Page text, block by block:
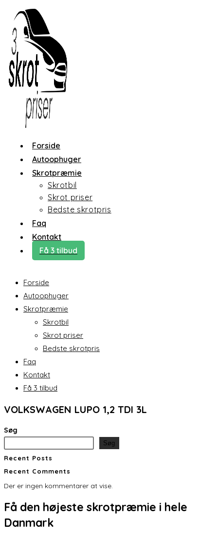
content
Forside
Autoophuger
Skrotpræmie
Skrotbil
Skrot priser
Bedste skrotpris
Faq
Kontakt
Få 3 tilbud
Forside
Autoophuger
Skrotpræmie
Skrotbil
Skrot priser
Bedste skrotpris
Faq
Kontakt
Få 3 tilbud
VOLKSWAGEN LUPO 1,2 TDI 3L
Søg
Søg
Recent Posts
Recent Comments
Der er ingen kommentarer at vise.
Få den højeste skrotpræmie i hele
Danmark